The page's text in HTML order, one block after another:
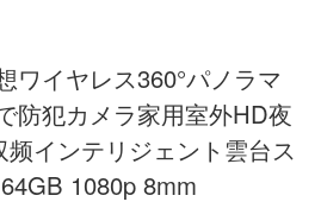
ワイヤレス360°パノラマ
防犯カメラ家用室外HD夜
インテリジェント雲台ス
1080p 8mm